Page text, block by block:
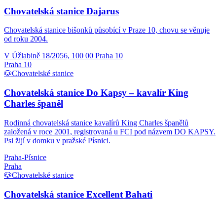
Chovatelská stanice Dajarus
Chovatelská stanice bišonků působící v Praze 10, chovu se věnuje
od roku 2004.
V Úžlabině 18/2056, 100 00 Praha 10
Praha 10
🐶Chovatelské stanice
Chovatelská stanice Do Kapsy – kavalír King
Charles španěl
Rodinná chovatelská stanice kavalírů King Charles španělů
založená v roce 2001, registrovaná u FCI pod názvem DO KAPSY.
Psi žijí v domku v pražské Písnici.
Praha-Písnice
Praha
🐶Chovatelské stanice
Chovatelská stanice Excellent Bahati